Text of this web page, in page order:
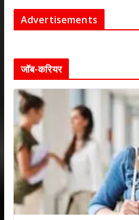
Advertisements
जॉब-करियर